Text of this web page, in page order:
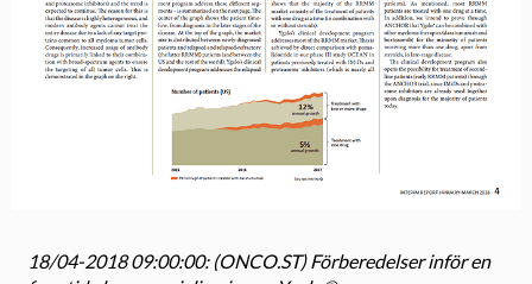
18/04-2018 09:00:00: (ONCO.ST) Förberedelser inför en